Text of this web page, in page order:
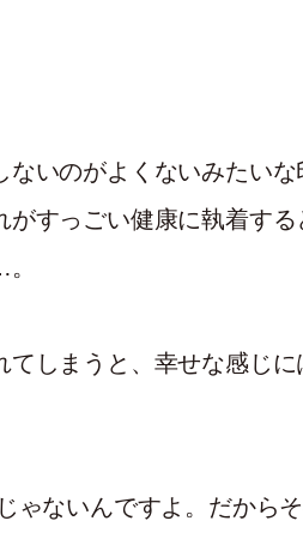
いのがよくないみたいな
すっごい健康に執着する
しまうと、幸せな感じ
ゃないんですよ。だから